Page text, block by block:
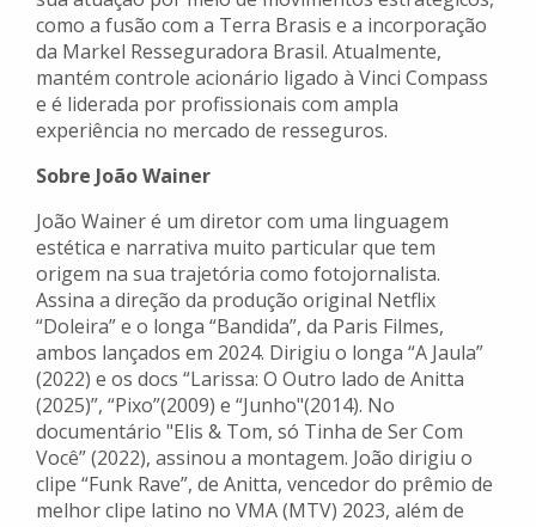
como a fusão com a Terra Brasis e a incorporação
da Markel Resseguradora Brasil. Atualmente,
mantém controle acionário ligado à Vinci Compass
e é liderada por profissionais com ampla
experiência no mercado de resseguros.
Sobre João Wainer
João Wainer é um diretor com uma linguagem
estética e narrativa muito particular que tem
origem na sua trajetória como fotojornalista.
Assina a direção da produção original Netflix
“Doleira” e o longa “Bandida”, da Paris Filmes,
ambos lançados em 2024. Dirigiu o longa “A Jaula”
(2022) e os docs “Larissa: O Outro lado de Anitta
(2025)”, “Pixo”(2009) e “Junho"(2014). No
documentário "Elis & Tom, só Tinha de Ser Com
Você” (2022), assinou a montagem. João dirigiu o
clipe “Funk Rave”, de Anitta, vencedor do prêmio de
melhor clipe latino no VMA (MTV) 2023, além de